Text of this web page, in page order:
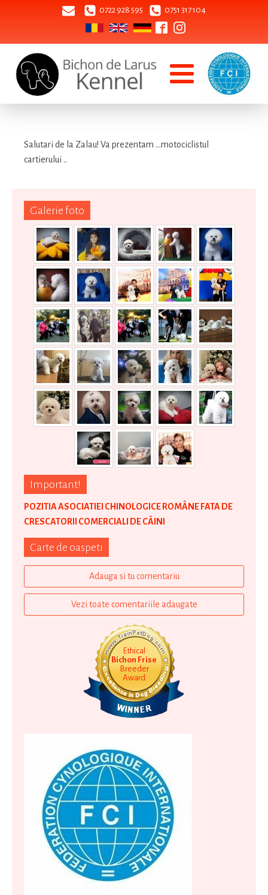
0722 928 595 0751 317 104
Galerie foto
Important!
POZITIA ASOCIATIEI CHINOLOGICE ROMÂNE FATA DE
CRESCATORII COMERCIALI DE CÂINI
Carte de oaspeti
Adauga si tu comentariu
Vezi toate comentariile adaugate
Ethical
Bichon Frise
Breeder
Award
Salutari de la Zalau! Va prezentam ...motociclistul
cartierului ..